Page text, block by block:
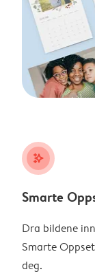
stars_plus
Smarte
Dra bildene
Smarte
deg.